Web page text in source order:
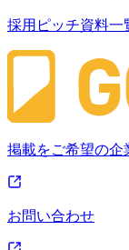
採用ピッチ資料一
掲載をご希望の企
お問い合わせ